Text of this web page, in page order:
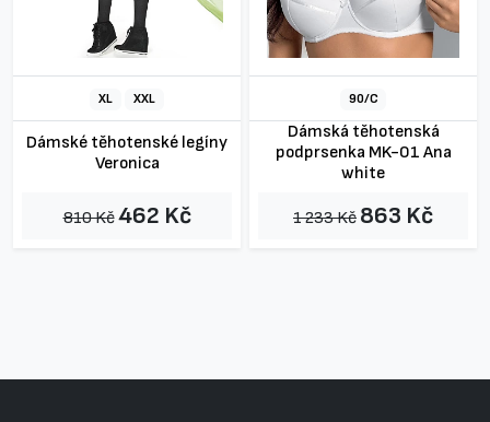
XL XXL
Dámské těhotenské legíny
Veronica
810 Kč462 Kč
90/C
Dámská těhotenská
podprsenka MK-01 Ana
white
1 233 Kč 863 Kč